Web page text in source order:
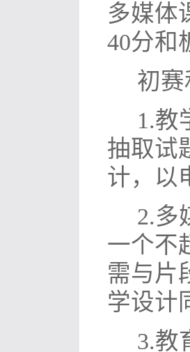
多媒体
40分和
初
1.教
抽取试
计，以
2.多
一个不
需与片
学设计
3.教